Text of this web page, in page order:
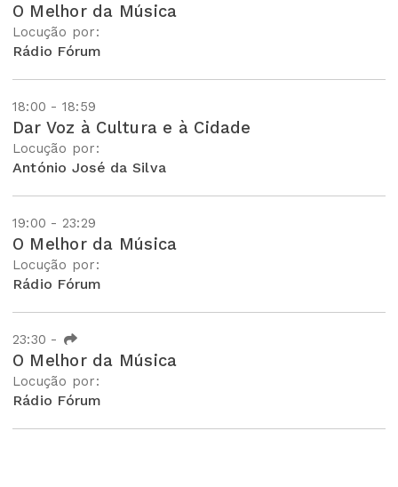
O Melhor da Música
Locução por:
Rádio Fórum
18:00 - 18:59
Dar Voz à Cultura e à Cidade
Locução por:
António José da Silva
19:00 - 23:29
O Melhor da Música
Locução por:
Rádio Fórum
23:30 -
O Melhor da Música
Locução por:
Rádio Fórum